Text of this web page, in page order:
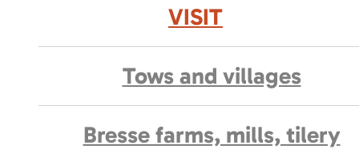
VISIT
Tows and villages
Bresse farms, mills, tilery